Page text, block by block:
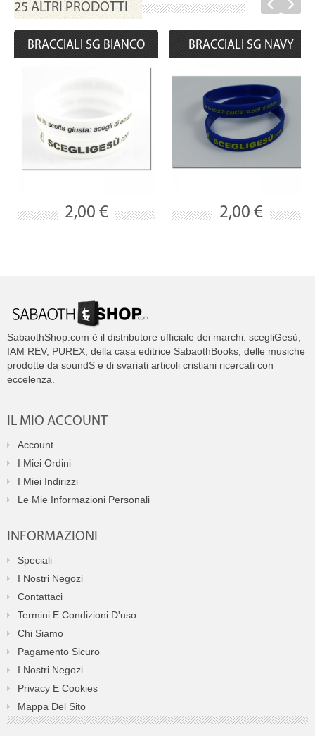
25 ALTRI PRODOTTI
BRACCIALI SG BIANCO
2,00 €
BRACCIALI SG NAVY
2,00 €
SabaothShop.com è il distributore ufficiale dei marchi: scegliGesù,
IAM REV, PUREX, della casa editrice SabaothBooks, delle musiche
prodotte da soundS e di svariati articoli cristiani ricercati con
eccelenza.
IL MIO ACCOUNT
Account
I Miei Ordini
I Miei Indirizzi
Le Mie Informazioni Personali
INFORMAZIONI
Speciali
I Nostri Negozi
Contattaci
Termini E Condizioni D'uso
Chi Siamo
Pagamento Sicuro
I Nostri Negozi
Privacy E Cookies
Mappa Del Sito